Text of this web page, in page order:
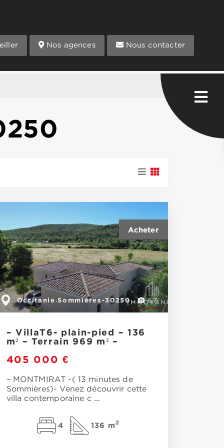
Nos agences Nous contacter
67
Occitanie , Sommières-30250
– VillaT6- plain-pied – 136
m² – Terrain 969 m² –
405 000 €
– MONTMIRAT -( 13 minutes de
Sommières)- Venez découvrir cette
villa contemporaine c …
4 136 m2